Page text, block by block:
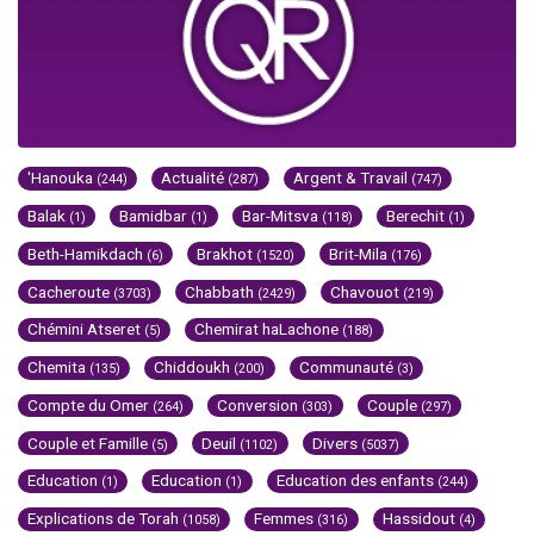
'Hanouka (244) Actualité (287) Argent & Travail (747)
Balak (1) Bamidbar (1) Bar-Mitsva (118) Berechit (1)
Beth-Hamikdach (6) Brakhot (1520) Brit-Mila (176)
Cacheroute (3703) Chabbath (2429) Chavouot (219)
Chémini Atseret (5) Chemirat haLachone (188)
Chemita (135) Chiddoukh (200) Communauté (3)
Compte du Omer (264) Conversion (303) Couple (297)
Couple et Famille (5) Deuil (1102) Divers (5037)
Education (1) Education (1) Education des enfants (244)
Explications de Torah (1058) Femmes (316) Hassidout (4)